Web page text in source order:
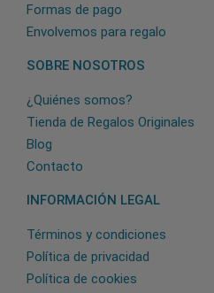
Formas de pago
Envolvemos para regalo
SOBRE NOSOTROS
¿Quiénes somos?
Tienda de Regalos Originales
Blog
Contacto
INFORMACIÓN LEGAL
Términos y condiciones
Política de privacidad
Política de cookies